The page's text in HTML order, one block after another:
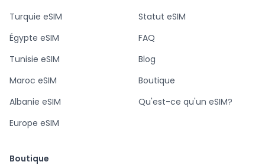
Turquie eSIM
Égypte eSIM
Tunisie eSIM
Maroc eSIM
Albanie eSIM
Europe eSIM
Statut eSIM
FAQ
Blog
Boutique
Qu'est-ce qu'un eSIM?
Boutique